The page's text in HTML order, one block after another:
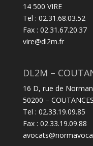
14 500 VIRE
Tel : 02.31.68.03.52
Fax : 02.31.67.20.37
vire@dl2m.fr
DL2M –
16 D, rue de
50200 – COUTANCES
Tel : 02.33.19.09.85
Fax : 02.33.19.09.88